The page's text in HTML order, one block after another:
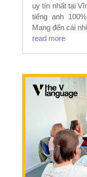
uy tín nhất tại
tiếng anh
Mang đến cái
read more